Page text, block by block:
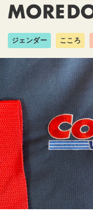
ジェンダー こころ